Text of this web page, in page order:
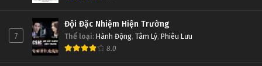
7
Đội Đặc Nhiệm Hiện Trường
Thể loại: Hành Động, Tâm Lý, Phiêu Lưu
8.0